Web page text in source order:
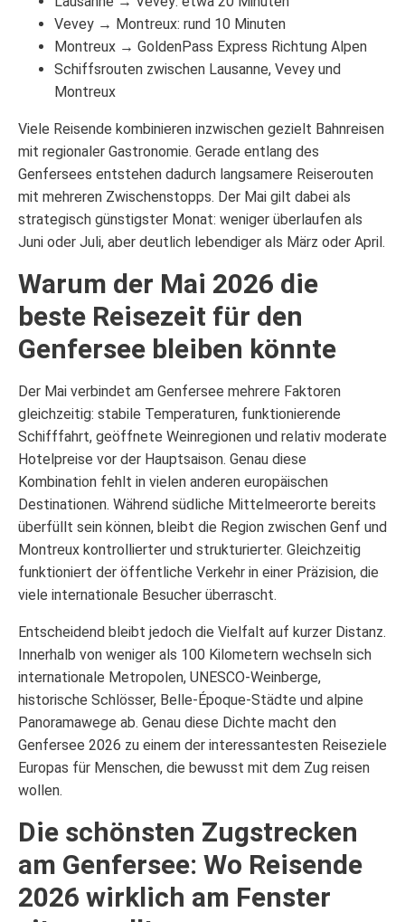
Vevey → Montreux: rund 10 Minuten
Montreux → GoldenPass Express Richtung Alpen
Schiffsrouten zwischen Lausanne, Vevey und
Montreux
Viele Reisende kombinieren inzwischen gezielt Bahnreisen
mit regionaler Gastronomie. Gerade entlang des
Genfersees entstehen dadurch langsamere Reiserouten
mit mehreren Zwischenstopps. Der Mai gilt dabei als
strategisch günstigster Monat: weniger überlaufen als
Juni oder Juli, aber deutlich lebendiger als März oder April.
Warum der Mai 2026 die
beste Reisezeit für den
Genfersee bleiben könnte
Der Mai verbindet am Genfersee mehrere Faktoren
gleichzeitig: stabile Temperaturen, funktionierende
Schifffahrt, geöffnete Weinregionen und relativ moderate
Hotelpreise vor der Hauptsaison. Genau diese
Kombination fehlt in vielen anderen europäischen
Destinationen. Während südliche Mittelmeerorte bereits
überfüllt sein können, bleibt die Region zwischen Genf und
Montreux kontrollierter und strukturierter. Gleichzeitig
funktioniert der öffentliche Verkehr in einer Präzision, die
viele internationale Besucher überrascht.
Entscheidend bleibt jedoch die Vielfalt auf kurzer Distanz.
Innerhalb von weniger als 100 Kilometern wechseln sich
internationale Metropolen, UNESCO-Weinberge,
historische Schlösser, Belle-Époque-Städte und alpine
Panoramawege ab. Genau diese Dichte macht den
Genfersee 2026 zu einem der interessantesten Reiseziele
Europas für Menschen, die bewusst mit dem Zug reisen
wollen.
Die schönsten Zugstrecken
am Genfersee: Wo Reisende
2026 wirklich am Fenster